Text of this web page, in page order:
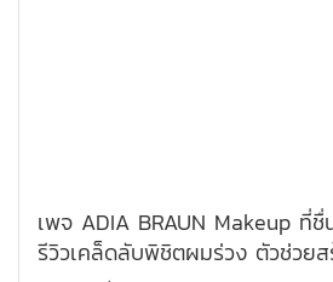
เพจ ADIA BRAUN Makeup ที่ชื่
รีวิวเคล็ดลับพิชิตผมร่วง ตัวช่วยส